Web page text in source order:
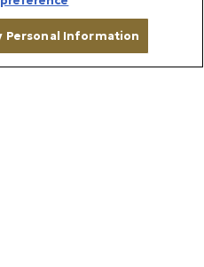
Personal Information